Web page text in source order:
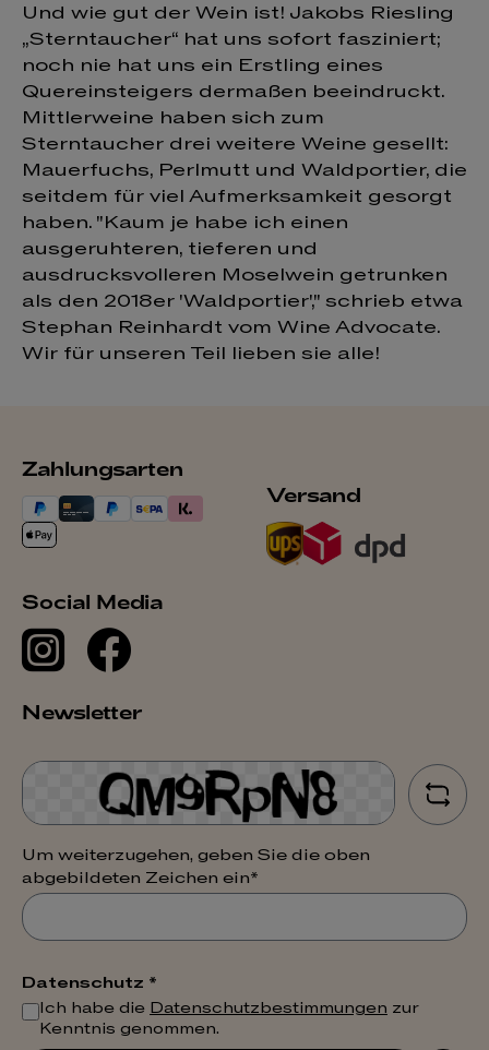
Und wie gut der Wein ist! Jakobs Riesling
„Sterntaucher“ hat uns sofort fasziniert;
noch nie hat uns ein Erstling eines
Quereinsteigers dermaßen beeindruckt.
Mittlerweine haben sich zum
Sterntaucher drei weitere Weine gesellt:
Mauerfuchs, Perlmutt und Waldportier, die
seitdem für viel Aufmerksamkeit gesorgt
haben. "Kaum je habe ich einen
ausgeruhteren, tieferen und
ausdrucksvolleren Moselwein getrunken
als den 2018er 'Waldportier'," schrieb etwa
Stephan Reinhardt vom Wine Advocate.
Wir für unseren Teil lieben sie alle!
Zahlungsarten
Versand
Social Media
Newsletter
Um weiterzugehen, geben Sie die oben
abgebildeten Zeichen ein*
Datenschutz *
Ich habe die Datenschutzbestimmungen zur
Kenntnis genommen.